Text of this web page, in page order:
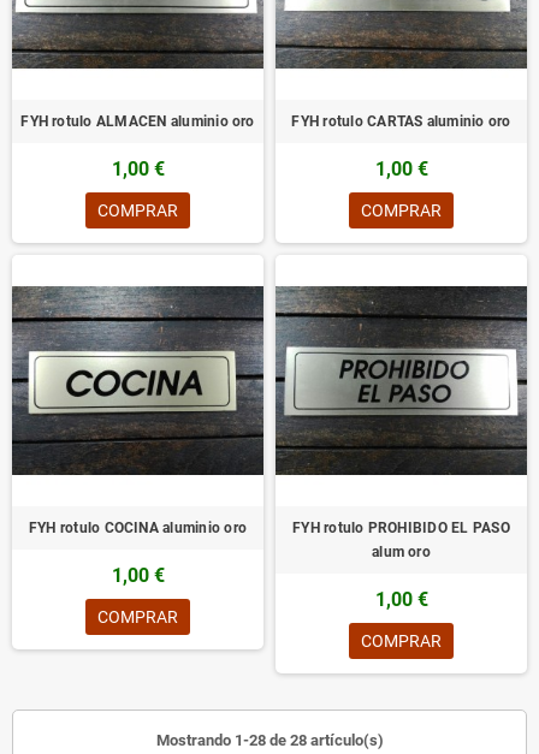
FYH rotulo ALMACEN aluminio oro
1,00 €
COMPRAR
FYH rotulo CARTAS aluminio oro
1,00 €
COMPRAR
FYH rotulo COCINA aluminio oro
1,00 €
COMPRAR
FYH rotulo PROHIBIDO EL PASO
alum oro
1,00 €
COMPRAR
Mostrando 1-28 de 28 artículo(s)